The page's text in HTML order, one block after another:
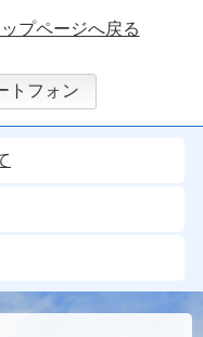
ップページへ戻る
トフォン